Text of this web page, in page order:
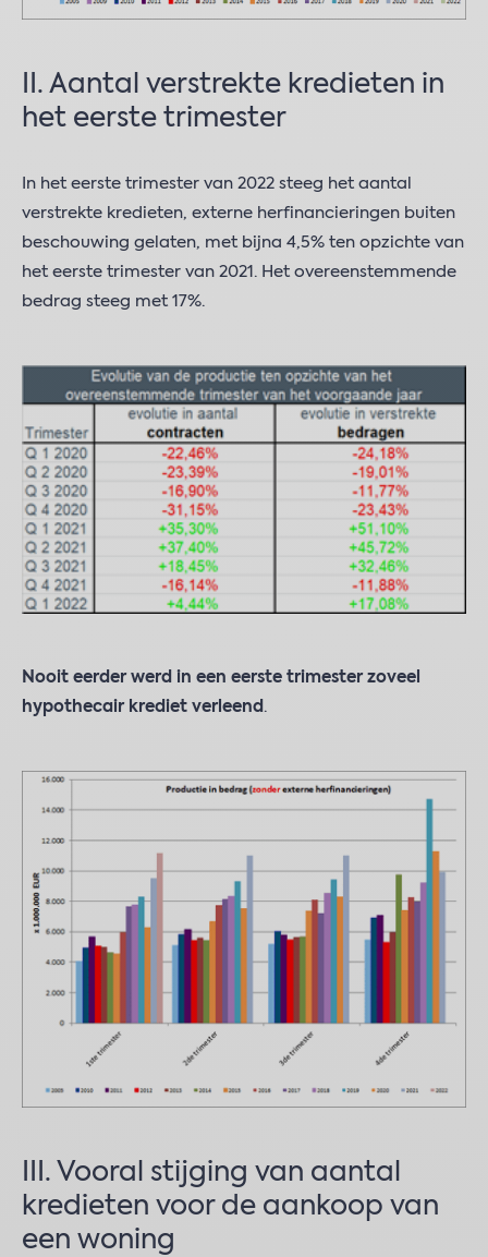
II. Aantal verstrekte kredieten in
het eerste trimester
In het eerste trimester van 2022 steeg het aantal
verstrekte kredieten, externe herfinancieringen buiten
beschouwing gelaten, met bijna 4,5% ten opzichte van
het eerste trimester van 2021. Het overeenstemmende
bedrag steeg met 17%.
Nooit eerder werd in een eerste trimester zoveel
hypothecair krediet verleend .
III. Vooral stijging van aantal
kredieten voor de aankoop van
een woning